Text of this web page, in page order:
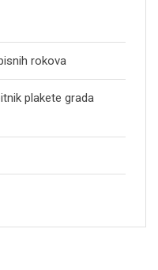
rokova
plakete grada